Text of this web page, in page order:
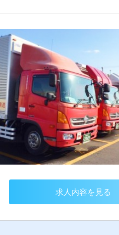
求人内容を見る